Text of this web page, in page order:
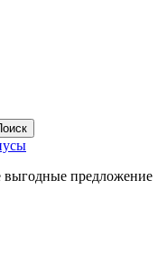
предложение